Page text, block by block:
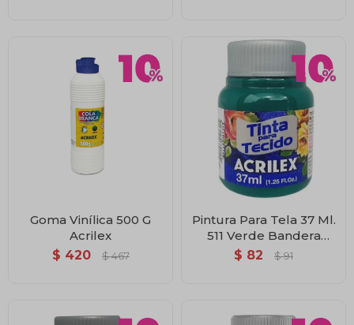
Goma Vinílica 500 G
Acrilex
$ 420 $ 467
Pintura Para Tela 37 Ml.
511 Verde Bandera
Acrilex
$ 82 $ 91